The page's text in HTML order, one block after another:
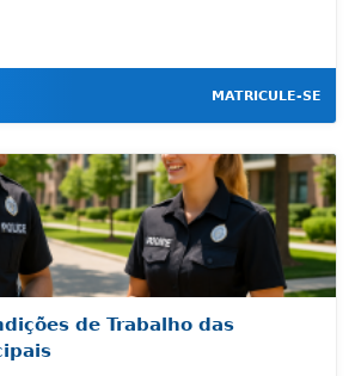
MATRICULE-SE
de Trabalho das